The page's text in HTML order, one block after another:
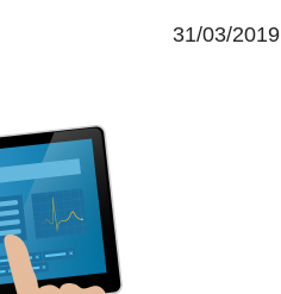
31/03/2019